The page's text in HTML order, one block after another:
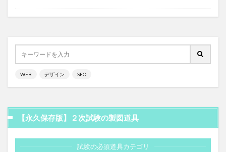
WEB デザイン SEO
【永久保存版】２次試験の製図道具
試験の必須道具カテゴリ